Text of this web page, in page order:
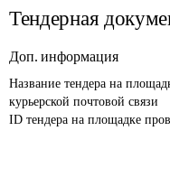
Тендерная
Доп. информация
Название тендера на
курьерской почтовой связи
ID тендера на площадке